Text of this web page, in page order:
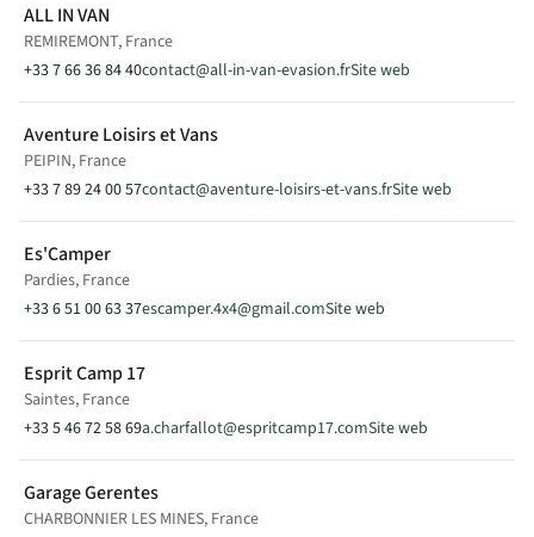
aventure-loisirs-et-vans.fr/
1 CHEMIN DE CHAMPARLAU
04200 PEIPIN
Modèle(s) en exposition
JOURNEY
ES'CAMPER
Pardies, France
+33 6 51 00 63 37
escamper.4x4@gmail.com
escamper4x4.com/
1 Place de l'Église
ALL IN VAN
REMIREMONT, France
+33 7 66 36 84 40contact@all-in-van-evasion.frSite web
Aventure Loisirs et Vans
PEIPIN, France
+33 7 89 24 00 57contact@aventure-loisirs-et-vans.frSite web
Es'Camper
Pardies, France
+33 6 51 00 63 37escamper.4x4@gmail.comSite web
Esprit Camp 17
Saintes, France
+33 5 46 72 58 69a.charfallot@espritcamp17.comSite web
Garage Gerentes
CHARBONNIER LES MINES, France